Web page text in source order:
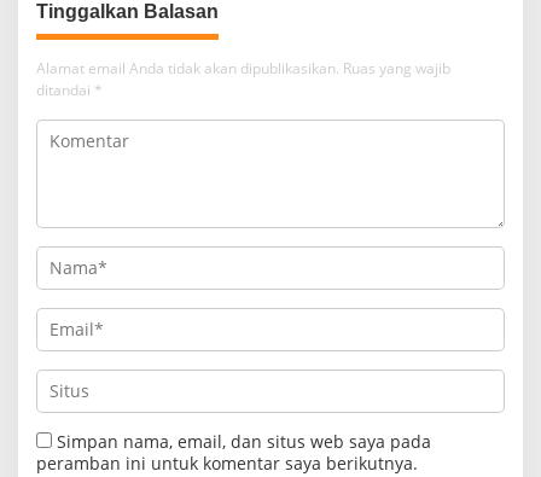
Tinggalkan Balasan
Alamat email Anda tidak akan dipublikasikan. Ruas yang wajib
ditandai *
Simpan nama, email, dan situs web saya pada
peramban ini untuk komentar saya berikutnya.